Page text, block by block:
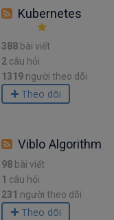
Kubernetes
388 bài viết
2 câu hỏi
1319 người theo dõi
Theo dõi
Viblo Algorithm
98 bài viết
1 câu hỏi
231 người theo dõi
Theo dõi